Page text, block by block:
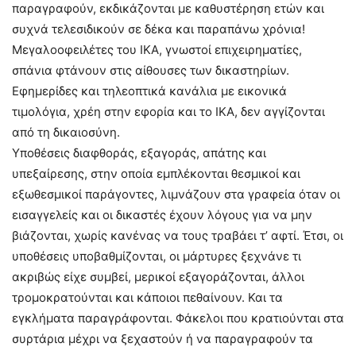
παραγραφούν, εκδικάζονται με καθυστέρηση ετών και
συχνά τελεσιδικούν σε δέκα και παραπάνω χρόνια!
Μεγαλοοφειλέτες του ΙΚΑ, γνωστοί επιχειρηματίες,
σπάνια φτάνουν στις αίθουσες των δικαστηρίων.
Εφημερίδες και τηλεοπτικά κανάλια με εικονικά
τιμολόγια, χρέη στην εφορία και το ΙΚΑ, δεν αγγίζονται
από τη δικαιοσύνη.
Υποθέσεις διαφθοράς, εξαγοράς, απάτης και
υπεξαίρεσης, στην οποία εμπλέκονται θεσμικοί και
εξωθεσμικοί παράγοντες, λιμνάζουν στα γραφεία όταν οι
εισαγγελείς και οι δικαστές έχουν λόγους για να μην
βιάζονται, χωρίς κανένας να τους τραβάει τ’ αφτί. Έτσι, οι
υποθέσεις υποβαθμίζονται, οι μάρτυρες ξεχνάνε τι
ακριβώς είχε συμβεί, μερικοί εξαγοράζονται, άλλοι
τρομοκρατούνται και κάποιοι πεθαίνουν. Και τα
εγκλήματα παραγράφονται. Φάκελοι που κρατιούνται στα
συρτάρια μέχρι να ξεχαστούν ή να παραγραφούν τα